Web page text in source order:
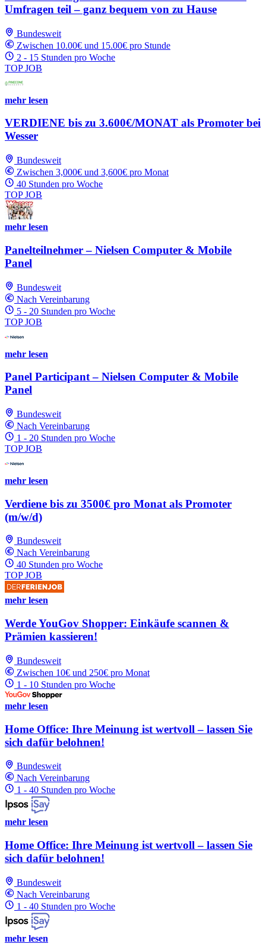
Umfragen teil – ganz bequem von zu Hause
Bundesweit
Zwischen 10.00€ und 15.00€ pro Stunde
2 - 15 Stunden pro Woche
TOP JOB
mehr lesen
VERDIENE bis zu 3.600€/MONAT als Promoter bei
Wesser
Bundesweit
Zwischen 3,000€ und 3,600€ pro Monat
40 Stunden pro Woche
TOP JOB
mehr lesen
Panelteilnehmer – Nielsen Computer & Mobile
Panel
Bundesweit
Nach Vereinbarung
5 - 20 Stunden pro Woche
TOP JOB
mehr lesen
Panel Participant – Nielsen Computer & Mobile
Panel
Bundesweit
Nach Vereinbarung
1 - 20 Stunden pro Woche
TOP JOB
mehr lesen
Verdiene bis zu 3500€ pro Monat als Promoter
(m/w/d)
Bundesweit
Nach Vereinbarung
40 Stunden pro Woche
TOP JOB
mehr lesen
Werde YouGov Shopper: Einkäufe scannen &
Prämien kassieren!
Bundesweit
Zwischen 10€ und 250€ pro Monat
1 - 10 Stunden pro Woche
mehr lesen
Home Office: Ihre Meinung ist wertvoll – lassen Sie
sich dafür belohnen!
Bundesweit
Nach Vereinbarung
1 - 40 Stunden pro Woche
mehr lesen
Home Office: Ihre Meinung ist wertvoll – lassen Sie
sich dafür belohnen!
Bundesweit
Nach Vereinbarung
1 - 40 Stunden pro Woche
mehr lesen